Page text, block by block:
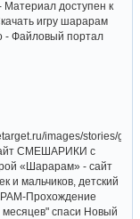
доступен к
игру шарарам
- Файловый портал
СМЕШАРИКИ с
«Шарарам» - cайт
и мальчиков, детский
Прохождение
месяцев" спаси Новый